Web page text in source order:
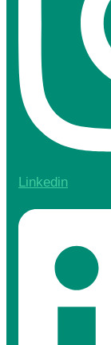
Linkedin